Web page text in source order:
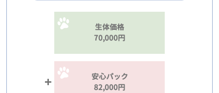
生体価格
70,000円
安心パック
82,000円